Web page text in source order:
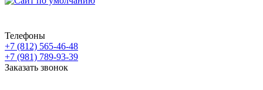
Телефоны
+7 (812) 565-46-48
+7 (981) 789-93-39
Заказать звонок